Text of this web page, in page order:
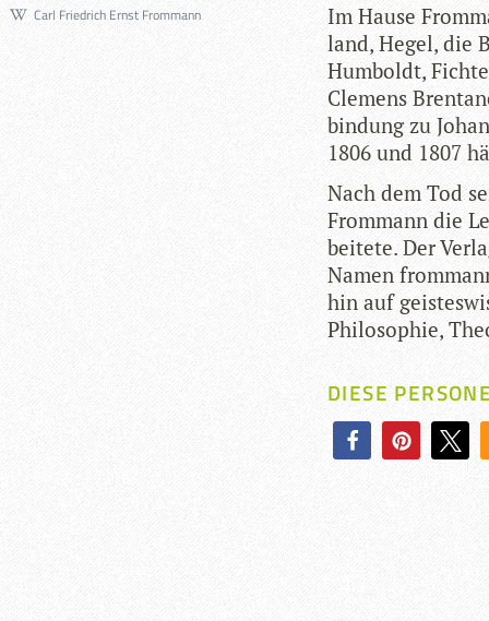
Carl Friedrich Ernst Frommann
Im Hause
land, Hegel, die
Hum­boldt,
Cle­mens
bin­dung zu
1806 und 1807
Nach dem Tod
From­mann die
bei­tete. Der
Namen
hin auf
Phi­lo­so­phie,
DIESE